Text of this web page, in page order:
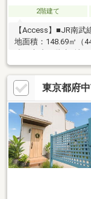
2階建て
【Access】■JR南
地面積：148.69㎡（
東京都府